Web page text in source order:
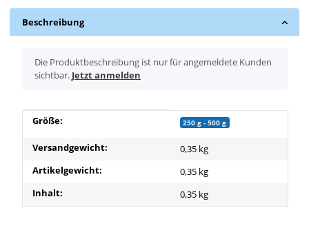
Beschreibung
x
Die Produktbeschreibung ist nur für angemeldete Kunden
sichtbar. Jetzt anmelden
Produkteigenschaft
Wert
Größe: 250 g - 500 g
Versandgewicht:
0,35 kg
Artikelgewicht:
0,35 kg
Inhalt:
0,35 kg